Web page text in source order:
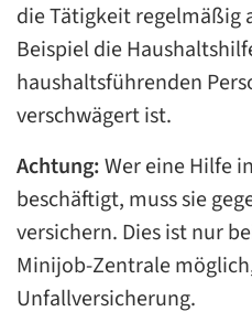
die Tätigkeit regelmäßig
Beispiel die
haushaltsführenden
verschwägert ist.
Achtung:Wer eine Hilfe
beschäftigt, muss sie
versichern. Dies ist nur
Minijob-Zentrale
Unfallversicherung.